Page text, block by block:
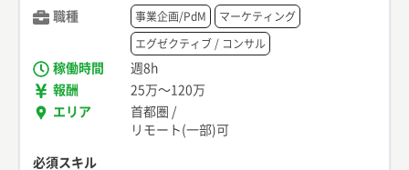
職種 事業企画/PdM マーケティング
エグゼクティブ / コンサル
稼働時間
週8h
報酬
25万〜120万
エリア
首都圏 /
リモート(一部)可
必須スキル